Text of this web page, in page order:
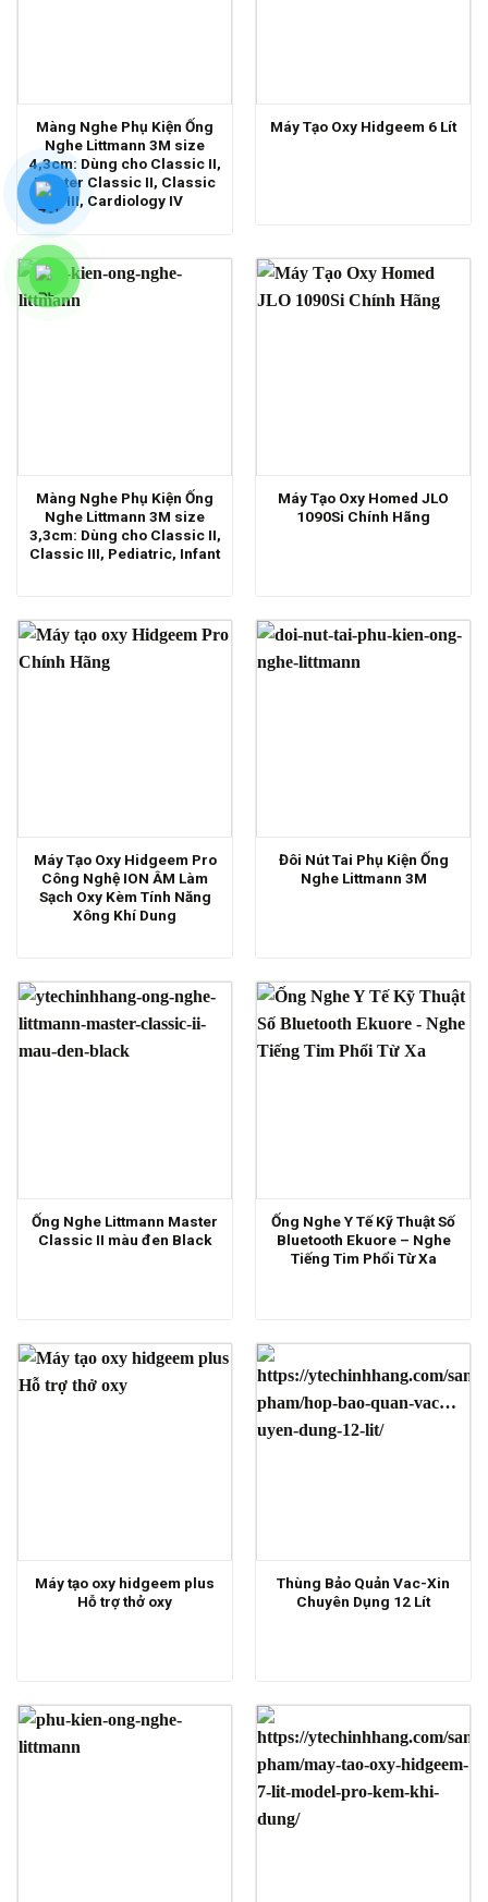
Màng Nghe Phụ Kiện Ống
Nghe Littmann 3M size
4,3cm: Dùng cho Classic II,
Master Classic II, Classic
III, Cardiology IV
Máy Tạo Oxy Hidgeem 6 Lít
Màng Nghe Phụ Kiện Ống
Nghe Littmann 3M size
3,3cm: Dùng cho Classic II,
Classic III, Pediatric, Infant
Máy Tạo Oxy Homed JLO
1090Si Chính Hãng
Máy Tạo Oxy Hidgeem Pro
Công Nghệ ION ÂM Làm
Sạch Oxy Kèm Tính Năng
Xông Khí Dung
Đôi Nút Tai Phụ Kiện Ống
Nghe Littmann 3M
Ống Nghe Littmann Master
Classic II màu đen Black
Ống Nghe Y Tế Kỹ Thuật Số
Bluetooth Ekuore – Nghe
Tiếng Tim Phổi Từ Xa
Máy tạo oxy hidgeem plus
Hỗ trợ thở oxy
Thùng Bảo Quản Vac-Xin
Chuyên Dụng 12 Lít